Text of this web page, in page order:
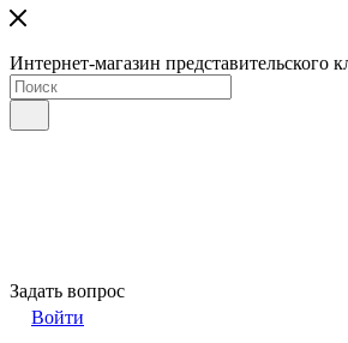
Интернет-магазин представительского
Задать вопрос
Войти